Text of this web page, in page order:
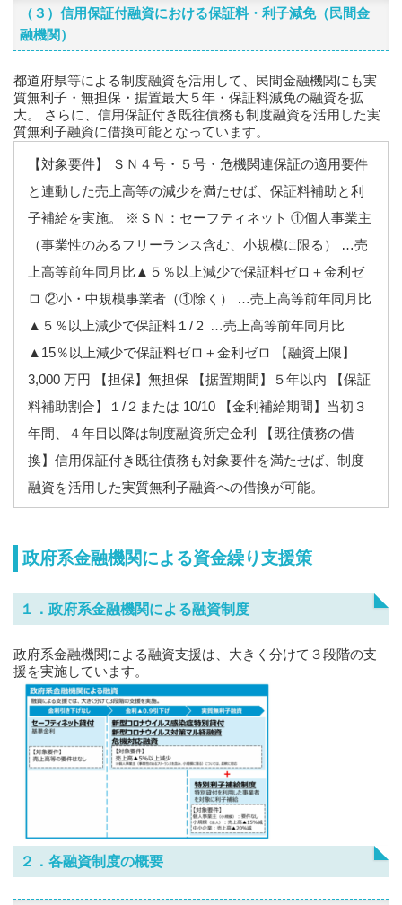
（３）信用保証付融資における保証料・利子減免（民間金
融機関）
都道府県等による制度融資を活用して、民間金融機関にも実
質無利子・無担保・据置最大５年・保証料減免の融資を拡
大。 さらに、信用保証付き既往債務も制度融資を活用した実
質無利子融資に借換可能となっています。
【対象要件】 ＳＮ４号・５号・危機関連保証の適用要件
と連動した売上高等の減少を満たせば、保証料補助と利
子補給を実施。 ※ＳＮ：セーフティネット ①個人事業主
（事業性のあるフリーランス含む、小規模に限る） …売
上高等前年同月比▲５％以上減少で保証料ゼロ＋金利ゼ
ロ ②小・中規模事業者（①除く） …売上高等前年同月比
▲５％以上減少で保証料１/２ …売上高等前年同月比
▲15％以上減少で保証料ゼロ＋金利ゼロ 【融資上限】
3,000 万円 【担保】無担保 【据置期間】５年以内 【保証
料補助割合】１/２または 10/10 【金利補給期間】当初３
年間、４年目以降は制度融資所定金利 【既往債務の借
換】信用保証付き既往債務も対象要件を満たせば、制度
融資を活用した実質無利子融資への借換が可能。
政府系金融機関による資金繰り支援策
１．政府系金融機関による融資制度
政府系金融機関による融資支援は、大きく分けて３段階の支
援を実施しています。
２．各融資制度の概要